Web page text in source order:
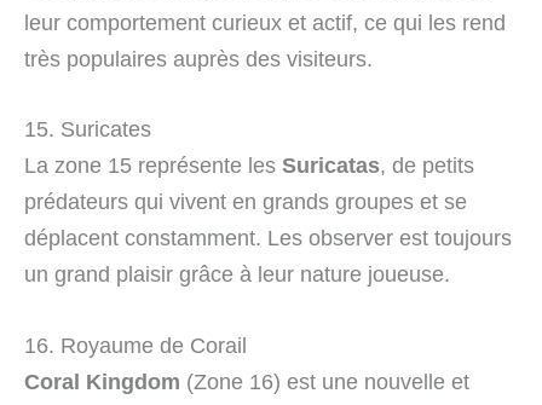
leur comportement curieux et actif, ce qui les rend
très populaires auprès des visiteurs.
15. Suricates
La zone 15 représente les Suricatas, de petits
prédateurs qui vivent en grands groupes et se
déplacent constamment. Les observer est toujours
un grand plaisir grâce à leur nature joueuse.
16. Royaume de Corail
Coral Kingdom (Zone 16) est une nouvelle et